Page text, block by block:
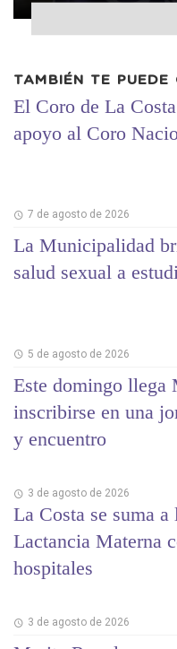
TAMBIÉN TE PUEDE
El Coro de La
apoyo al Coro
7 de agosto de 2026
La Municipalidad
salud sexual a
5 de agosto de 2026
Este domingo llega
inscribirse en una
y encuentro
3 de agosto de 2026
La Costa se suma
Lactancia Materna
hospitales
3 de agosto de 2026